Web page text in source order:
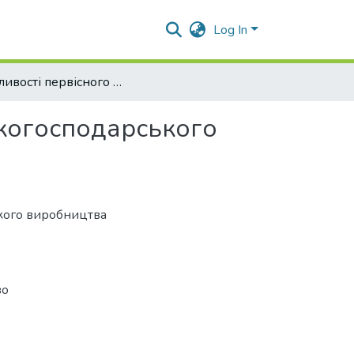
Log In
Особливості первісного визнання продукції сільськогосподарського виробництва
виробництва